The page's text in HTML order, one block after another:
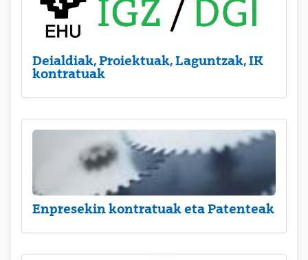
Deialdiak, Proiektuak, Laguntzak, IK
kontratuak
Enpresekin kontratuak eta Patenteak